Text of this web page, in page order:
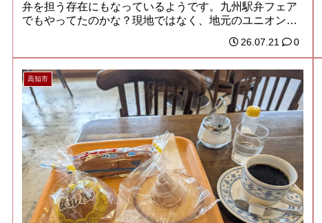
弁を担う存在にもなっているようです。九州駅弁フェア
でもやってたのかな？現地ではなく、地元のユニオンで
26.07.21 0
高知市